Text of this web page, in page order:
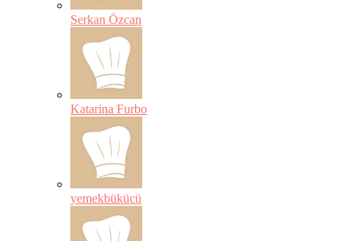
Serkan Özcan
Katarina Furbo
yemekbükücü